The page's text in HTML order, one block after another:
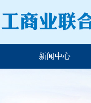
新闻中心